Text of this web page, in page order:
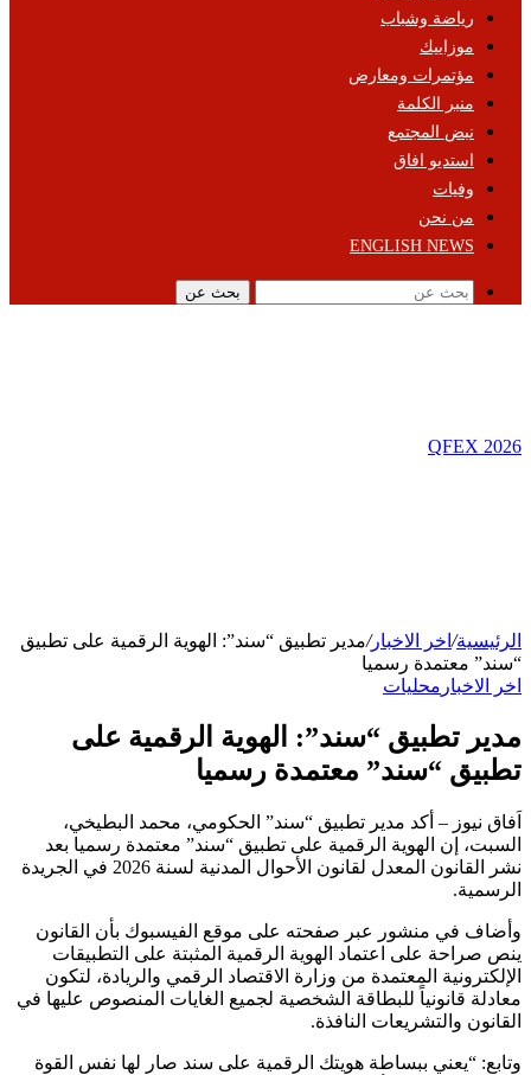
رياضة وشباب
موزاييك
مؤتمرات ومعارض
منبر الكلمة
نبض المجتمع
استديو افاق
وفيات
من نحن
ENGLISH NEWS
بحث عن
QFEX 2026
الرئيسية/ اخر الاخبار/مدير تطبيق “سند”: الهوية الرقمية على تطبيق
“سند” معتمدة رسميا
اخر الاخبار محليات
مدير تطبيق “سند”: الهوية الرقمية على
تطبيق “سند” معتمدة رسميا
اَفاق نيوز – أكد مدير تطبيق “سند” الحكومي، محمد البطيخي،
السبت، إن الهوية الرقمية على تطبيق “سند” معتمدة رسميا بعد
نشر القانون المعدل لقانون الأحوال المدنية لسنة 2026 في الجريدة
الرسمية.
وأضاف في منشور عبر صفحته على موقع الفيسبوك بأن القانون
ينص صراحة على اعتماد الهوية الرقمية المثبتة على التطبيقات
الإلكترونية المعتمدة من وزارة الاقتصاد الرقمي والريادة، لتكون
معادلة قانونياً للبطاقة الشخصية لجميع الغايات المنصوص عليها في
القانون والتشريعات النافذة.
وتابع: “يعني ببساطة هويتك الرقمية على سند صار لها نفس القوة